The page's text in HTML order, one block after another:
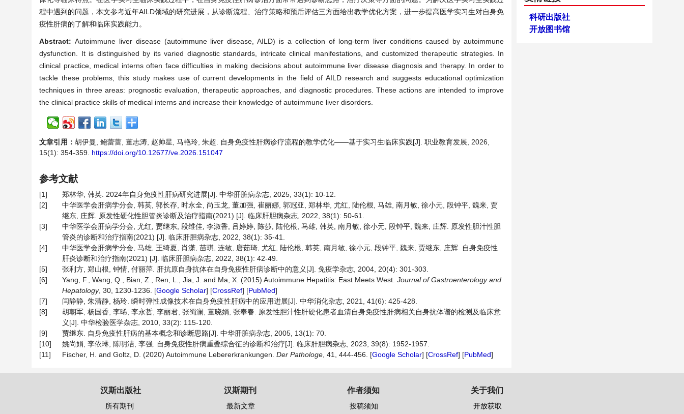
程中遇到的问题，本文参考近年AILD领域的研究进展，从诊断流程、治疗策略和预后评估三方面给出教学优化方案，进一步提高医学实习生对自身免
疫性肝病的了解和临床实践能力。
Abstract: Autoimmune liver disease (autoimmune liver disease, AILD) is a collection of long-term liver conditions caused by autoimmune
dysfunction. It is distinguished by its varied diagnostic standards, intricate clinical manifestations, and customized therapeutic strategies. In
clinical practice, medical interns often face difficulties in making decisions about autoimmune liver disease diagnosis and therapy. In order to
tackle these problems, this study makes use of current developments in the field of AILD research and suggests educational optimization
techniques in three areas: prognostic evaluation, therapeutic approaches, and diagnostic procedures. These actions are intended to improve
the clinical practice skills of medical interns and increase their knowledge of autoimmune liver disorders.
文章引用： 胡伊曼, 鲍蕾蕾, 董志涛, 赵帅星, 马艳玲, 朱超. 自身免疫性肝病诊疗流程的教学优化——基于实习生临床实践[J]. 职业教育发展, 2026,
15(1): 354-359. https://doi.org/10.12677/ve.2026.151047
参考文献
[1]
郑林华, 韩英. 2024年自身免疫性肝病研究进展[J]. 中华肝脏病杂志, 2025, 33(1): 10-12.
[2]
中华医学会肝病学分会, 韩英, 郭长存, 时永全, 尚玉龙, 董加强, 崔丽娜, 郭冠亚, 郑林华, 尤红, 陆伦根, 马雄, 南月敏, 徐小元, 段钟平, 魏来, 贾
继东, 庄辉. 原发性硬化性胆管炎诊断及治疗指南(2021) [J]. 临床肝胆病杂志, 2022, 38(1): 50-61.
[3]
中华医学会肝病学分会, 尤红, 贾继东, 段维佳, 李淑香, 吕婷婷, 陈莎, 陆伦根, 马雄, 韩英, 南月敏, 徐小元, 段钟平, 魏来, 庄辉. 原发性胆汁性胆
管炎的诊断和治疗指南(2021) [J]. 临床肝胆病杂志, 2022, 38(1): 35-41.
[4]
中华医学会肝病学分会, 马雄, 王绮夏, 肖潇, 苗琪, 连敏, 唐茹琦, 尤红, 陆伦根, 韩英, 南月敏, 徐小元, 段钟平, 魏来, 贾继东, 庄辉. 自身免疫性
肝炎诊断和治疗指南(2021) [J]. 临床肝胆病杂志, 2022, 38(1): 42-49.
[5]
张利方, 郑山根, 钟情, 付丽萍. 肝抗原自身抗体在自身免疫性肝病诊断中的意义[J]. 免疫学杂志, 2004, 20(4): 301-303.
[6]
Yang, F., Wang, Q., Bian, Z., Ren, L., Jia, J. and Ma, X. (2015) Autoimmune Hepatitis: East Meets West. Journal of Gastroenterology and
Hepatology, 30, 1230-1236. [Google Scholar] [CrossRef] [PubMed]
[7]
闫静静, 朱清静, 杨玲. 瞬时弹性成像技术在自身免疫性肝病中的应用进展[J]. 中华消化杂志, 2021, 41(6): 425-428.
[8]
胡朝军, 杨国香, 李晞, 李永哲, 李丽君, 张蜀澜, 董晓娟, 张奉春. 原发性胆汁性肝硬化患者血清自身免疫性肝病相关自身抗体谱的检测及临床意
义[J]. 中华检验医学杂志, 2010, 33(2): 115-120.
[9]
贾继东. 自身免疫性肝病的基本概念和诊断思路[J]. 中华肝脏病杂志, 2005, 13(1): 70.
[10]
姚尚娟, 李依琳, 陈明洁, 李强. 自身免疫性肝病重叠综合征的诊断和治疗[J]. 临床肝胆病杂志, 2023, 39(8): 1952-1957.
[11]
Fischer, H. and Goltz, D. (2020) Autoimmune Lebererkrankungen. Der Pathologe , 41, 444-456. [Google Scholar] [CrossRef] [PubMed]
科研出版社
开放图书馆
汉斯出版社
所有期刊
汉斯期刊
最新文章
作者须知
投稿须知
关于我们
开放获取